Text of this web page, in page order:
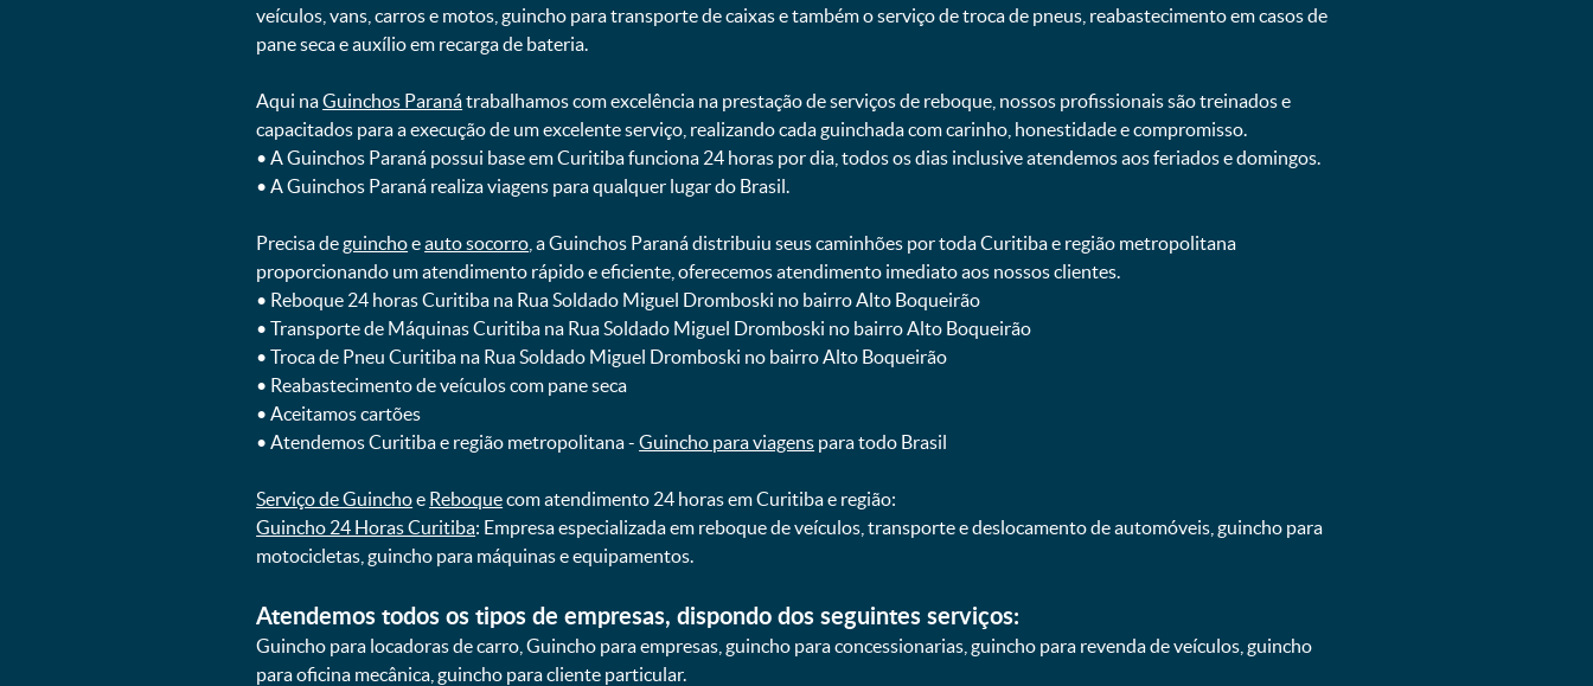
veículos, vans, carros e motos, guincho para transporte de caixas e também o serviço de troca de pneus, reabastecimento em casos de
pane seca e auxílio em recarga de bateria. ㅤㅤ
Aqui naGuinchos Paranátrabalhamos com excelência na prestação de serviços de reboque, nossos profissionais são treinados e
capacitados para a execução de um excelente serviço, realizando cada guinchada com carinho, honestidade e compromisso.
ㅤㅤ• A Guinchos Paraná possui base em Curitiba funciona 24 horas por dia, todos os dias inclusive atendemos aos feriados e domingos.
ㅤㅤ• A Guinchos Paraná realiza viagens para qualquer lugar do Brasil.
Precisa deguinchoeauto socorro , a Guinchos Paraná distribuiu seus caminhões por toda Curitiba e região metropolitana
proporcionando um atendimento rápido e eficiente, oferecemos atendimento imediato aos nossos clientes.
ㅤㅤ• Reboque 24 horas Curitiba na Rua Soldado Miguel Dromboski no bairro Alto Boqueirão
ㅤㅤ• Transporte de Máquinas Curitiba na Rua Soldado Miguel Dromboski no bairro Alto Boqueirão
ㅤㅤ• Troca de Pneu Curitiba na Rua Soldado Miguel Dromboski no bairro Alto Boqueirão
ㅤㅤ• Reabastecimento de veículos com pane seca
ㅤㅤ• Aceitamos cartões
ㅤㅤ• Atendemos Curitiba e região metropolitana -Guincho para viagens para todo Brasil
Serviço de Guinchoe Reboquecom atendimento 24 horas em Curitiba e região:
Guincho 24 Horas Curitiba: Empresa especializada em reboque de veículos, transporte e deslocamento de automóveis, guincho para
motocicletas, guincho para máquinas e equipamentos.
Atendemos todos os tipos de empresas, dispondo dos seguintes serviços:
Guincho para locadoras de carro, Guincho para empresas, guincho para concessionarias, guincho para revenda de veículos, guincho
para oficina mecânica, guincho para cliente particular.